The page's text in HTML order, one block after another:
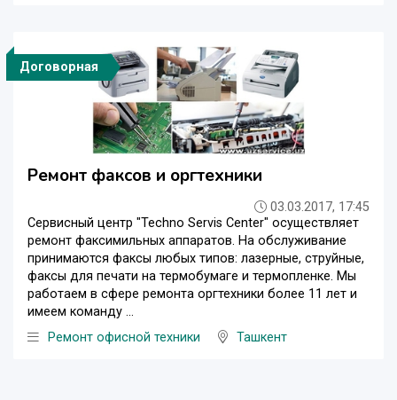
Договорная
Ремонт факсов и оргтехники
03.03.2017, 17:45
Сервисный центр "Techno Servis Center" осуществляет
ремонт факсимильных аппаратов. На обслуживание
принимаются факсы любых типов: лазерные, струйные,
факсы для печати на термобумаге и термопленке. Мы
работаем в сфере ремонта оргтехники более 11 лет и
имеем команду ...
Ремонт офисной техники
Ташкент